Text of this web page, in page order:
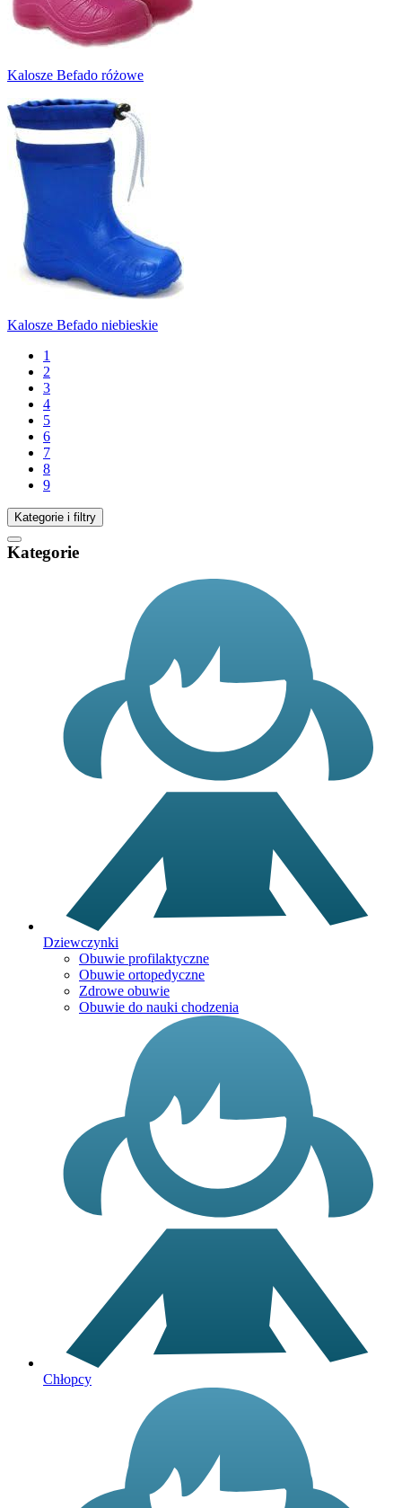
Kalosze Befado różowe
Kalosze Befado niebieskie
1
2
3
4
5
6
7
8
9
Kategorie i filtry
Kategorie
Dziewczynki
Obuwie profilaktyczne
Obuwie ortopedyczne
Zdrowe obuwie
Obuwie do nauki chodzenia
Chłopcy